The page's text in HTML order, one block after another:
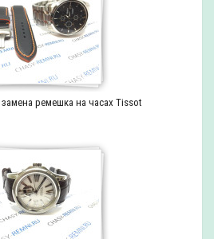
ремешка на часах Tissot